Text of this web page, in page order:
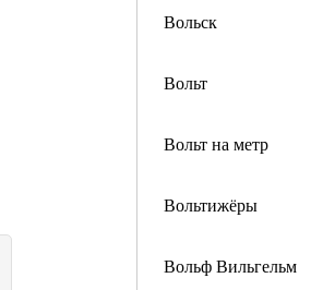
Вольск
Вольт
Вольт на метр
Вольтижёры
Вольф Вильгельм